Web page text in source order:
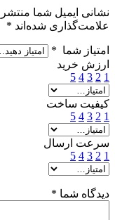
نشانی ایمیل شما
علامت‌گذاری شده‌اند *
امتیاز شما *
ارزش خرید
1
2
3
4
5
کیفیت ساخت
1
2
3
4
5
سرعت ارسال
1
2
3
4
5
دیدگاه شما *